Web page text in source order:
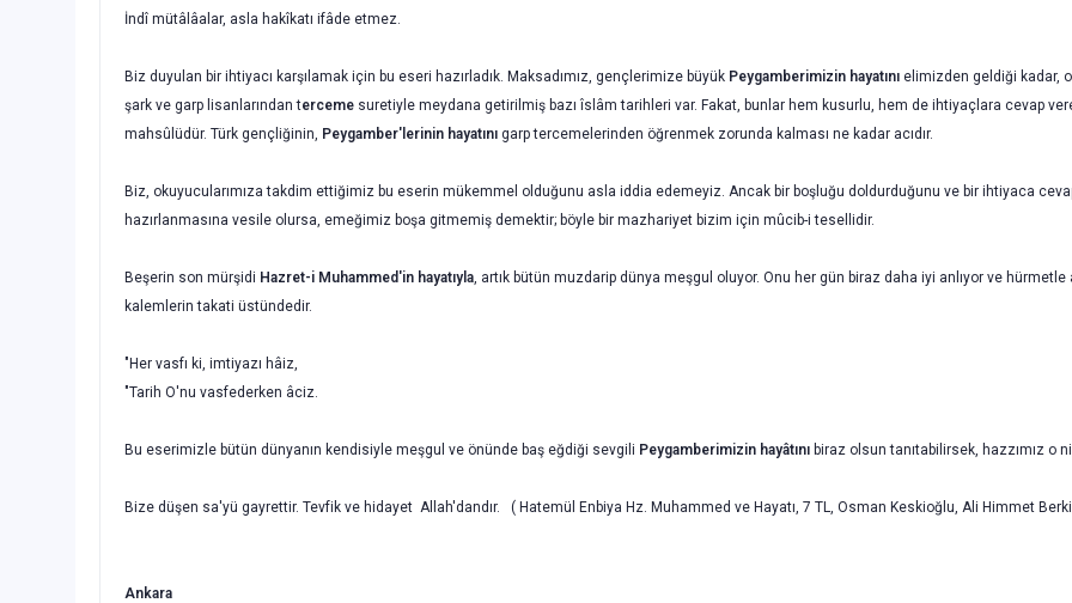
İndî mütâlâalar, asla hakîkatı ifâde etmez.
Biz duyulan bir ihtiyacı karşılamak için bu eseri hazırladık. Maksa­dımız, gençlerimize büyük Peygamberimizin hayatını elimizden geldiği kadar,
şark ve garp lisanlarından terceme suretiyle meydana getirilmiş bazı îslâm ta­rihleri var. Fakat, bunlar hem kusurlu, hem de ihtiyaçlara cevap
mahsûlüdür. Türk genç­liğinin, Peygamber'lerinin hayatını garp tercemelerinden öğrenmek zorun­da kalması ne kadar acıdır.
Biz, okuyucularımıza takdim ettiğimiz bu eserin mükemmel olduğu­nu asla iddia edemeyiz. Ancak bir boşluğu doldurduğunu ve bir ihtiyaca
hazır­lanmasına vesile olursa, emeğimiz boşa gitmemiş demektir; böyle bir maz­hariyet bizim için mûcib-i tesellidir.
Beşerin son mürşidi Hazret-i Muhammed'in hayatıyla, artık bütün muzdarip dünya meşgul oluyor. Onu her gün biraz daha iyi anlıyor ve
kalemlerin takati üstündedir.
"Her vasfı ki, imtiyazı hâiz,
"Tarih O'nu vasfederken âciz.
Bu eserimizle bütün dünyanın kendisiyle meşgul ve önünde baş eğdi­ği sevgili Peygamberimizin hayâtını biraz olsun tanıtabilirsek, hazzımız o
Bize düşen sa'yü gayrettir. Tevfik ve hidayet Allah'dandır. ( Hatemül Enbiya Hz. Muhammed ve Hayatı, 7 TL, Osman Keskioğlu, Ali Himmet
Ankara